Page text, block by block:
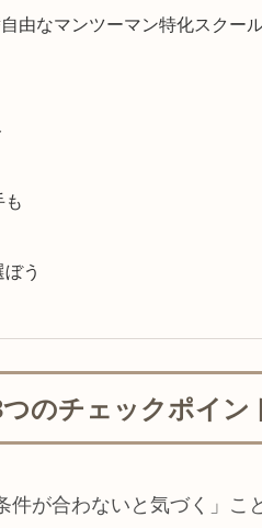
由なマンツーマン特化スクー
も
う
のチェックポイン
が合わないと気づく」こ